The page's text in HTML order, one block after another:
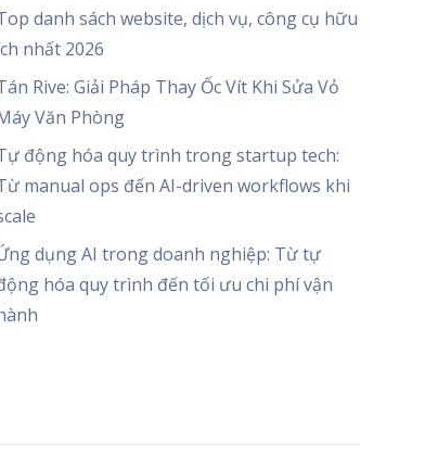
danh sách website, dịch vụ, công cụ hữu
nhất 2026
Rive: Giải Pháp Thay Ốc Vít Khi Sửa Vỏ
Văn Phòng
động hóa quy trình trong startup tech:
manual ops đến AI-driven workflows khi
dụng AI trong doanh nghiệp: Từ tự
hóa quy trình đến tối ưu chi phí vận